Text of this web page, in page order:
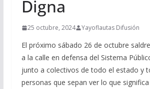
Digna
25 octubre, 2024 Yayoflautas Difusión
El próximo sábado 26 de octubre
a la calle en defensa del Sistema
junto a colectivos de todo el estado y
personas que sepan ver lo que